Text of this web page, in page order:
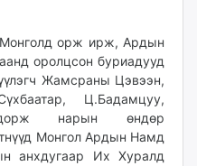
Монголд орж ирж, Ардын
оролцсон буриадууд
Жамсраны Цэвээн,
Ц.Бадамцуу,
нарын өндөр
Монгол Ардын Намд
анхдугаар Их Хуралд